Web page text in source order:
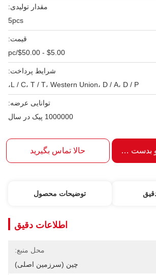
مقدار تولیدی:
5pcs
قیمت:
$5.00 - $50.00/pc
شرایط پرداخت:
L / C، T / T، Western Union، D / A، D / P،
توانایی عرضه:
1000000 پیک در سال
بیار حالا تماس بگیرید
توضیحات محصول
اطلاعات دقیق
محل منبع:
چین (سرزمین اصلی)